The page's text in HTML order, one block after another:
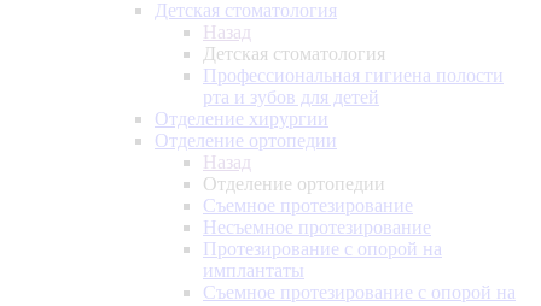
Детская стоматология
Назад
Детская стоматология
Профессиональная гигиена полости
рта и зубов для детей
Отделение хирургии
Отделение ортопедии
Назад
Отделение ортопедии
Съемное протезирование
Несъемное протезирование
Протезирование с опорой на
имплантаты
Съемное протезирование с опорой на